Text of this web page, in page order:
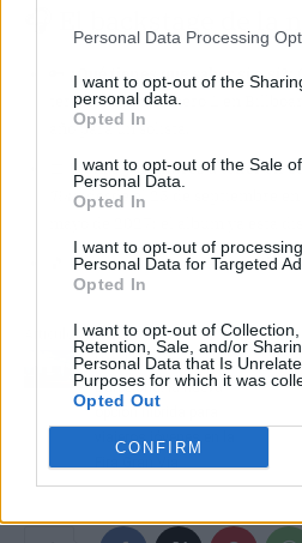
Personal Data Processing
I want to opt-out of the
personal data.
Opted In
I want to opt-out of the Sale
Personal Data.
Opted In
I want to opt-out of
Personal Data for Targeted
Opted In
I want to opt-out of Collection,
Retention, Sale, and/or
Personal Data that Is
Purposes for which it was
Opted Out
CONFIRM
¿Qué tienes que saber sí o sí?:
tercer álbum número 1 en
año para un solista.
Fechas y nombres a tener en
Tourdesde el 25 de septiembre en
Una canción para esta noticia:
Artículo anterior
Hotel Meininger
Barcelona: la nueva
opción híbrida para
viajeros jóvenes en la